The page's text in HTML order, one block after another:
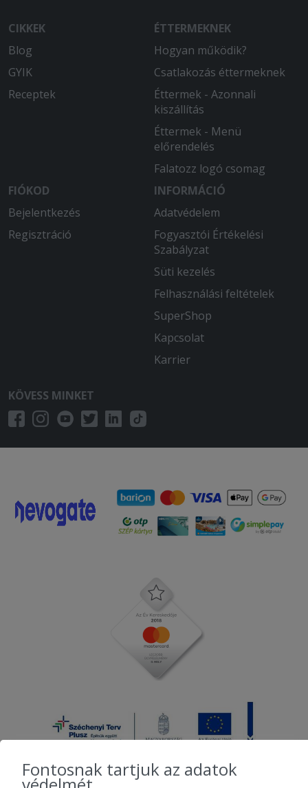
CIKKEK
Blog
GYIK
Receptek
ÉTTERMEKNEK
Hogyan működik?
Csatlakozás éttermeknek
Éttermek - Azonnali
kiszállítás
Éttermek - Menü
előrendelés
Falatozz logó csomag
FIÓKOD
Bejelentkezés
Regisztráció
INFORMÁCIÓ
Adatvédelem
Fogyasztói Értékelési
Szabályzat
Süti kezelés
Felhasználási feltételek
SuperShop
Kapcsolat
Karrier
KÖVESS MINKET
Fontosnak tartjuk az adatok